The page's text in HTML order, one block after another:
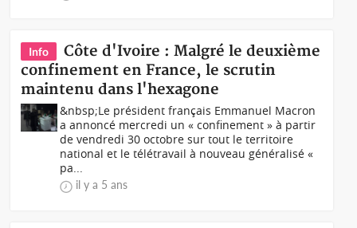
Info
Côte d'Ivoire : Malgré le deuxième
confinement en France, le scrutin
maintenu dans l'hexagone
&nbsp;Le président français Emmanuel Macron
a annoncé mercredi un « confinement » à partir
de vendredi 30 octobre sur tout le territoire
national et le télétravail à nouveau généralisé «
pa...
il y a 5 ans